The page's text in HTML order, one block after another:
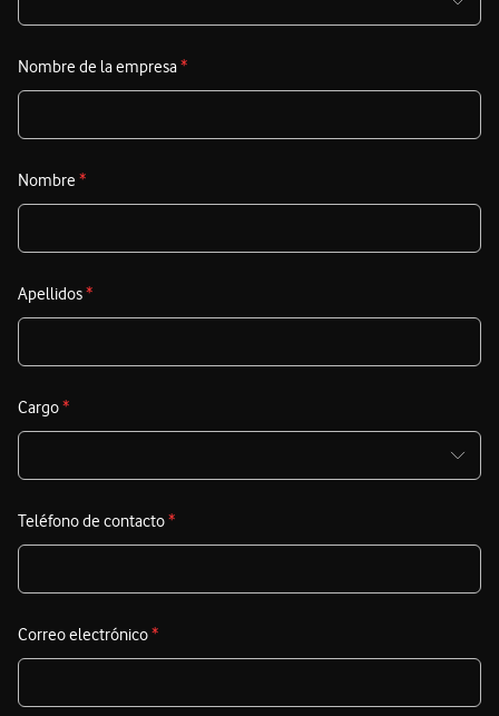
Nombre de la empresa*
Nombre *
Apellidos*
Cargo*
Teléfono de contacto*
Correo electrónico*